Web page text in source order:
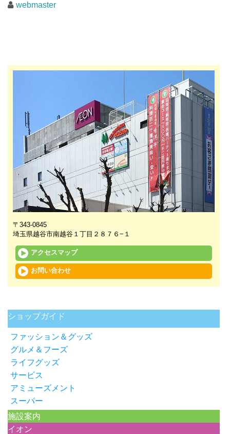
webmaster
〒343-0845
埼玉県越谷市南越谷１丁目２８７６−１
アクセスマップ
お問い合わせ
ショップガイド
ファッション＆グッズ
グルメ＆フーズ
ライフグッズ
サービス
アミューズメント
スーパー
施設案内
イオン